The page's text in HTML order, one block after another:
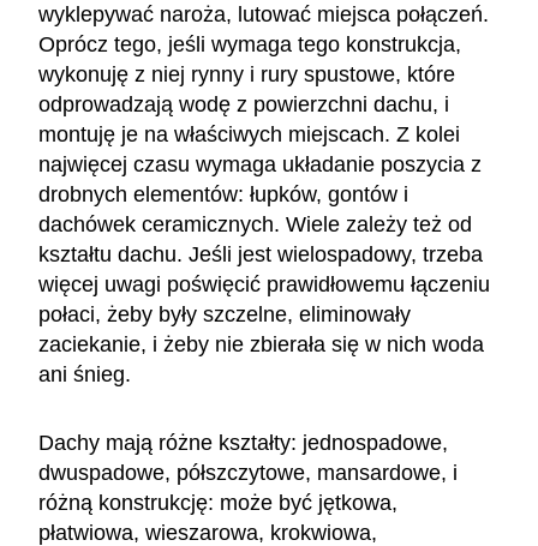
wyklepywać naroża, lutować miejsca połączeń.
Oprócz tego, jeśli wymaga tego konstrukcja,
wykonuję z niej rynny i rury spustowe, które
odprowadzają wodę z powierzchni dachu, i
montuję je na właściwych miejscach. Z kolei
najwięcej czasu wymaga układanie poszycia z
drobnych elementów: łupków, gontów i
dachówek ceramicznych. Wiele zależy też od
kształtu dachu. Jeśli jest wielospadowy, trzeba
więcej uwagi poświęcić prawidłowemu łączeniu
połaci, żeby były szczelne, eliminowały
zaciekanie, i żeby nie zbierała się w nich woda
ani śnieg.
Dachy mają różne kształty: jednospadowe,
dwuspadowe, półszczytowe, mansardowe, i
różną konstrukcję: może być jętkowa,
płatwiowa, wieszarowa, krokwiowa,